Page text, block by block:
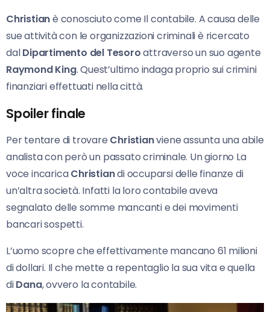
Christianè conosciuto come Il contabile. A causa delle
sue attività con le organizzazioni criminali è ricercato
dalDipartimento del Tesoroattraverso un suo agente
Raymond King. Quest’ultimo indaga proprio sui crimini
finanziari effettuati nella città.
Spoiler finale
Per tentare di trovare Christianviene assunta una abile
analista con però un passato criminale. Un giorno La
voce incaricaChristiandi occuparsi delle finanze di
un’altra società. Infatti la loro contabile aveva
segnalato delle somme mancanti e dei movimenti
bancari sospetti.
L’uomo scopre che effettivamente mancano 61 milioni
di dollari. Il che mette a repentaglio la sua vita e quella
diDana, ovvero la contabile.